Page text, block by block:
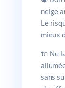
neige
Le
mieux
🔌 Ne
sans